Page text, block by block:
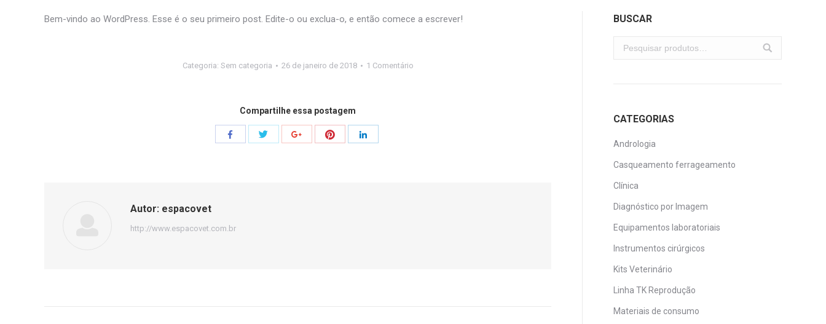
Bem-vindo ao WordPress. Esse é o seu primeiro post. Edite-o ou exclua-o, e então comece a escrever!
Categoria: Sem categoria 26 de janeiro de 2018 1 Comentário
Compartilhe essa postagem
CompartilharCompartilharCompartilharCompartilharCompartilhar
Autor: espacovet
http://www.espacovet.com.br
BUSCAR
CATEGORIAS
Andrologia
Casqueamento ferrageamento
Clínica
Diagnóstico por Imagem
Equipamentos laboratoriais
Instrumentos cirúrgicos
Kits Veterinário
Linha TK Reprodução
Materiais de consumo